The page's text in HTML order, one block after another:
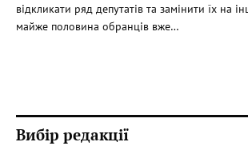
відкликати ряд депутатів та замінити їх на
майже половина обранців вже…
Вибір редакції